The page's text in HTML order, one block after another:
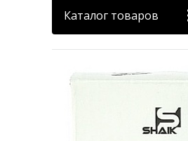
Каталог товаров